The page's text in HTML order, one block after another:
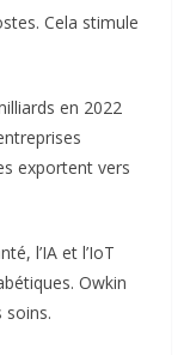
Cela stimule
en 2022
exportent vers
l’IA et l’IoT
Owkin
soins.